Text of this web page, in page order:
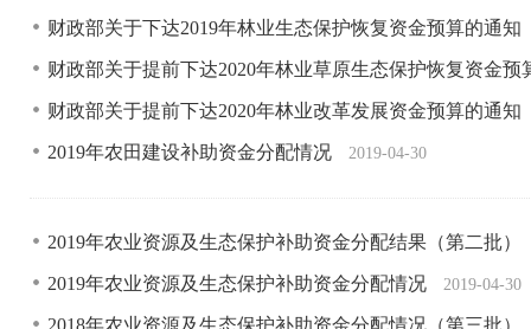
财政部关于下达2019年林业生态保护恢复资金预算的通知
财政部关于提前下达2020年林业草原生态保护恢复资金
财政部关于提前下达2020年林业改革发展资金预算的通知
2019年农田建设补助资金分配情况 2019-04-30
2019年农业资源及生态保护补助资金分配结果（第二批）
2019年农业资源及生态保护补助资金分配情况 2019-04-30
2018年农业资源及生态保护补助资金分配情况（第三批）